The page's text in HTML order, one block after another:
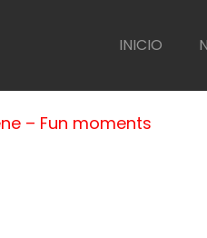
INICIO
– Fun moments